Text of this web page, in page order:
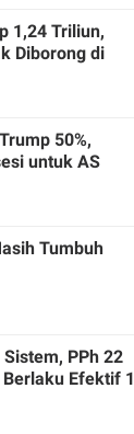
1,24 Triliun,
Diborong di
50%,
untuk AS
Tumbuh
PPh 22
Efektif 1